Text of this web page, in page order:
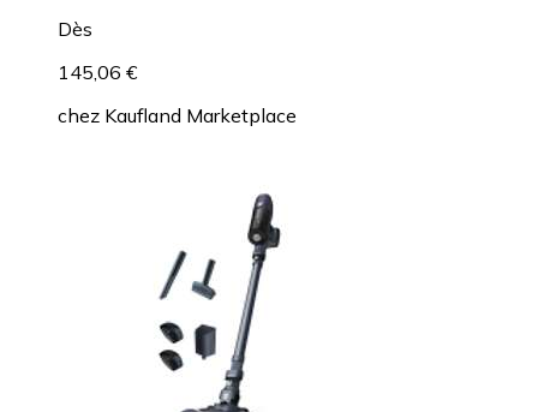
Dès
145,06 €
chez Kaufland Marketplace